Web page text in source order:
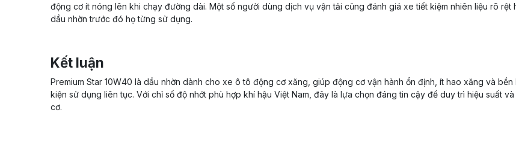
động cơ ít nóng lên khi chạy đường dài. Một số người dùng dịch vụ vận tải cũng đánh giá xe tiết kiệm nhiên liệu rõ rệt
dầu nhờn trước đó họ từng sử dụng.
Kết luận
Premium Star 10W40 là dầu nhờn dành cho xe ô tô động cơ xăng, giúp động cơ vận hành ổn định, ít hao xăng và bền
kiện sử dụng liên tục. Với chỉ số độ nhớt phù hợp khí hậu Việt Nam, đây là lựa chọn đáng tin cậy để duy trì hiệu suất
cơ.